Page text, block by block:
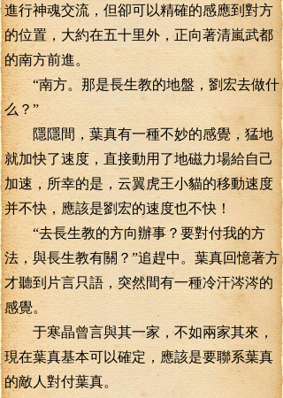
進行神魂交流，但卻可以精確的感應到對方
的位置，大約在五十里外，正向著清嵐武都
的南方前進。
“南方。那是長生教的地盤，劉宏去做什
么？”
隱隱間，葉真有一種不妙的感覺，猛地
就加快了速度，直接動用了地磁力場給自己
加速，所幸的是，云翼虎王小貓的移動速度
并不快，應該是劉宏的速度也不快！
“去長生教的方向辦事？要對付我的方
法，與長生教有關？”追趕中。葉真回憶著方
才聽到片言只語，突然間有一種冷汗涔涔的
感覺。
于寒晶曾言與其一家，不如兩家其來，
現在葉真基本可以確定，應該是要聯系葉真
的敵人對付葉真。